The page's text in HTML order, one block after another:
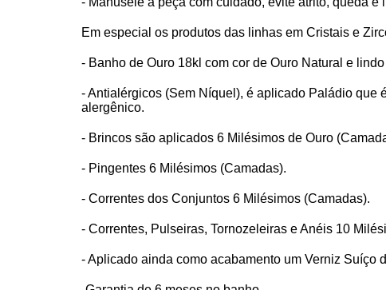
Em especial os produtos das linhas em Cristais e
- Banho de Ouro 18kl com cor de Ouro Natural e
- Antialérgicos (Sem Níquel), é aplicado Paládio que
alergênico.
- Brincos são aplicados 6 Milésimos de Ouro
- Pingentes 6 Milésimos (Camadas).
- Correntes dos Conjuntos 6 Milésimos (Camadas).
- Correntes, Pulseiras, Tornozeleiras e Anéis 10
- Aplicado ainda como acabamento um Verniz Suíço